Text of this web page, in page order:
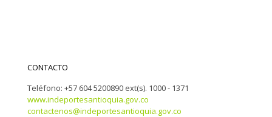
CONTACTO
Teléfono: +57 604 5200890 ext(s). 1000 - 1371
www.indeportesantioquia.gov.co
contactenos@indeportesantioquia.gov.co